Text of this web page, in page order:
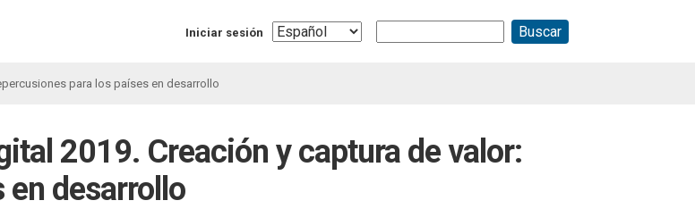
Iniciar sesión
Select
your
para los países en desarrollo
2019. Creación y captura de valor:
en desarrollo